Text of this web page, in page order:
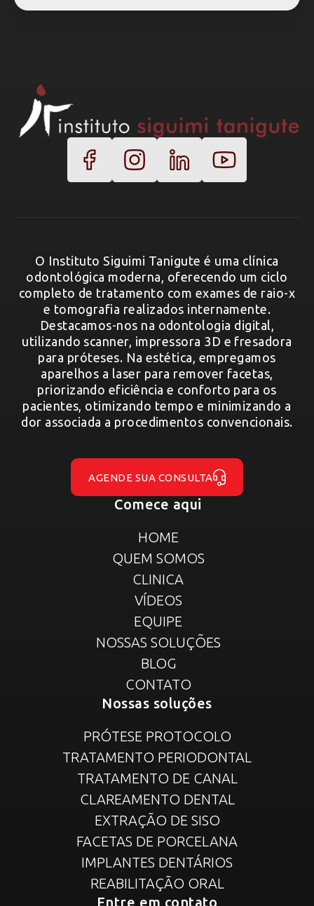
O Instituto Siguimi Tanigute é uma clínica
odontológica moderna, oferecendo um ciclo
completo de tratamento com exames de raio-x
e tomografia realizados internamente.
Destacamos-nos na odontologia digital,
utilizando scanner, impressora 3D e fresadora
para próteses. Na estética, empregamos
aparelhos a laser para remover facetas,
priorizando eficiência e conforto para os
pacientes, otimizando tempo e minimizando a
dor associada a procedimentos convencionais.
AGENDE SUA CONSULTA
Comece aqui
HOME
QUEM SOMOS
CLINICA
VÍDEOS
EQUIPE
NOSSAS SOLUÇÕES
BLOG
CONTATO
Nossas soluções
PRÓTESE PROTOCOLO
TRATAMENTO PERIODONTAL
TRATAMENTO DE CANAL
CLAREAMENTO DENTAL
EXTRAÇÃO DE SISO
FACETAS DE PORCELANA
IMPLANTES DENTÁRIOS
REABILITAÇÃO ORAL
Entre em contato